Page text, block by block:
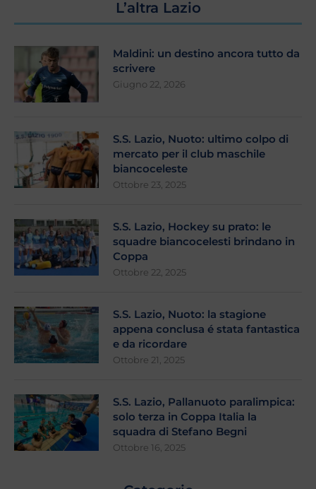
L’altra Lazio
Maldini: un destino ancora tutto da
scrivere
Giugno 22, 2026
S.S. Lazio, Nuoto: ultimo colpo di
mercato per il club maschile
biancoceleste
Ottobre 23, 2025
S.S. Lazio, Hockey su prato: le
squadre biancocelesti brindano in
Coppa
Ottobre 22, 2025
S.S. Lazio, Nuoto: la stagione
appena conclusa é stata fantastica
e da ricordare
Ottobre 21, 2025
S.S. Lazio, Pallanuoto paralimpica:
solo terza in Coppa Italia la
squadra di Stefano Begni
Ottobre 16, 2025